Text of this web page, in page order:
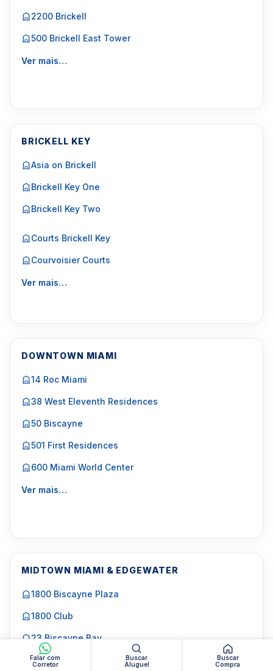
2200 Brickell
500 Brickell East Tower
Ver mais…
BRICKELL KEY
Asia on Brickell
Brickell Key One
Brickell Key Two
Courts Brickell Key
Courvoisier Courts
Ver mais…
DOWNTOWN MIAMI
14 Roc Miami
38 West Eleventh Residences
50 Biscayne
501 First Residences
600 Miami World Center
Ver mais…
MIDTOWN MIAMI & EDGEWATER
1800 Biscayne Plaza
1800 Club
23 Biscayne Bay
2500 Biscayne at Wynwood Edge
Falar com
Corretor
Buscar
Aluguel
Buscar
Compra